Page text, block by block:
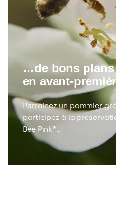
…de bons plans
en avant-
Parrainez un pommier
participez à la
Bee Pink®…